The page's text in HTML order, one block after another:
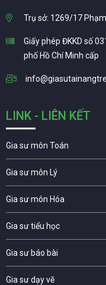
Trụ sở: 1269/17
Giấy phép ĐKKD số
phố Hồ Chí Minh cấp
LINK - LIÊN KẾT
Gia sư môn Toán
Gia sư môn Lý
Gia sư môn Hóa
Gia sư tiểu học
Gia sư báo bài
Gia sư dạy vẽ